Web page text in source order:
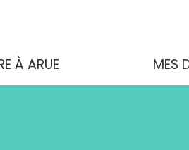
À ARUE MES